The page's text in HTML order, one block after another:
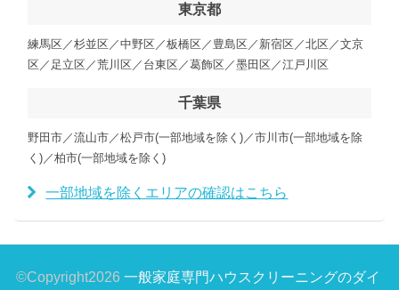
東京都
練馬区／杉並区／中野区／板橋区／豊島区／新宿区／北区／文京
区／足立区／荒川区／台東区／葛飾区／墨田区／江戸川区
千葉県
野田市／流山市／松戸市(一部地域を除く)／市川市(一部地域を除
く)／柏市(一部地域を除く)
一部地域を除くエリアの確認はこちら
©Copyright2026 一般家庭専門ハウスクリーニングのダイ